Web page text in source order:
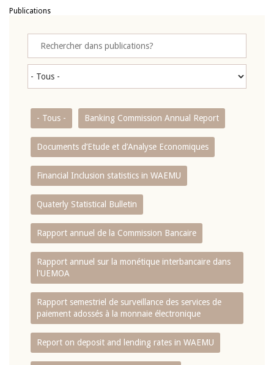
Publications
- Tous - Banking Commission Annual Report
Documents d’Etude et d’Analyse Economiques
Financial Inclusion statistics in WAEMU
Quaterly Statistical Bulletin
Rapport annuel de la Commission Bancaire
Rapport annuel sur la monétique interbancaire dans
l'UEMOA
Rapport semestriel de surveillance des services de
paiement adossés à la monnaie électronique
Report on deposit and lending rates in WAEMU